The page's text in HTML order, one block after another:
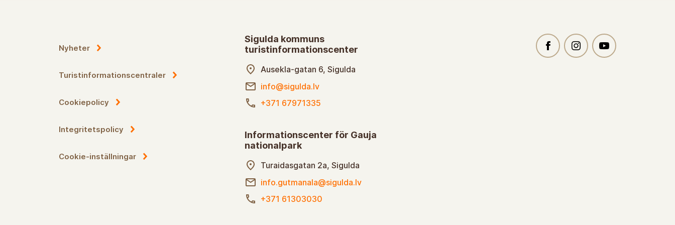
Nyheter
Turistinformationscentraler
Cookiepolicy
Integritetspolicy
Cookie-inställningar
Sigulda kommuns
turistinformationscenter
Ausekla-gatan 6, Sigulda
info@sigulda.lv
+371 67971335
Informationscenter för Gauja
nationalpark
Turaidasgatan 2a, Sigulda
info.gutmanala@sigulda.lv
+371 61303030